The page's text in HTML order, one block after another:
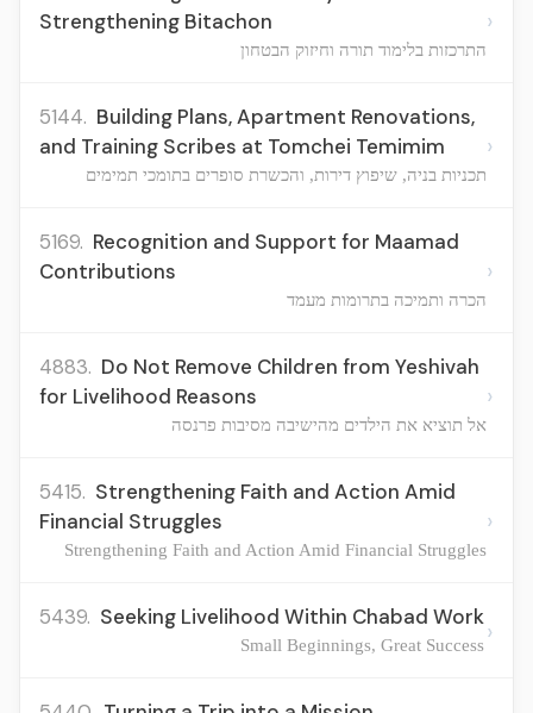
Strengthening Bitachon
התרכזות בלימוד תורה וחיזוק הבטחון
›
5144. Building Plans, Apartment Renovations,
and Training Scribes at Tomchei Temimim
תכניות בניה, שיפוץ דירות, והכשרת סופרים בתומכי תמימים
›
5169. Recognition and Support for Maamad
Contributions
הכרה ותמיכה בתרומות מעמד
›
4883. Do Not Remove Children from Yeshivah
for Livelihood Reasons
אל תוציא את הילדים מהישיבה מסיבות פרנסה
›
5415. Strengthening Faith and Action Amid
Financial Struggles
Strengthening Faith and Action Amid Financial Struggles
›
5439. Seeking Livelihood Within Chabad Work
Small Beginnings, Great Success ›